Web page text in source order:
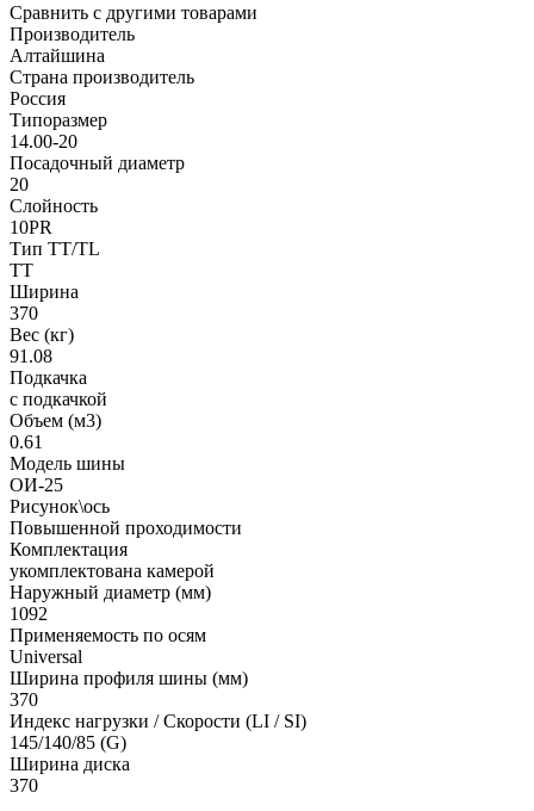
Сравнить с другими товарами
Производитель
Алтайшина
Страна производитель
Россия
Типоразмер
14.00-20
Посадочный диаметр
20
Слойность
10PR
Тип TT/TL
TT
Ширина
370
Вес (кг)
91.08
Подкачка
с подкачкой
Объем (м3)
0.61
Модель шины
ОИ-25
Рисунок\ось
Повышенной проходимости
Комплектация
укомплектована камерой
Наружный диаметр (мм)
1092
Применяемость по осям
Universal
Ширина профиля шины (мм)
370
Индекс нагрузки / Скорости (LI / SI)
145/140/85 (G)
Ширина диска
370